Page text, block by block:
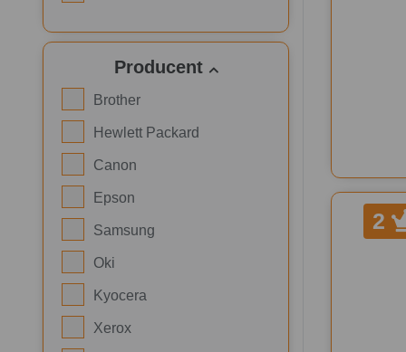
Producent
Brother
Hewlett Packard
Canon
Epson
Samsung
Oki
Kyocera
Xerox
2